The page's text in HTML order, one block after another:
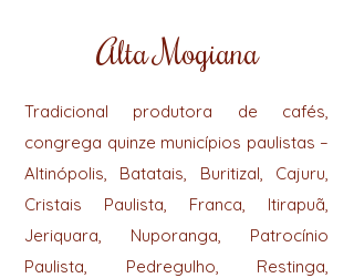
Alta Mogiana
Tradicional produtora de cafés,
congrega quinze municípios paulistas –
Altinópolis, Batatais, Buritizal, Cajuru,
Cristais Paulista, Franca, ltirapuã,
Jeriquara, Nuporanga, Patrocínio
Paulista, Pedregulho, Restinga,